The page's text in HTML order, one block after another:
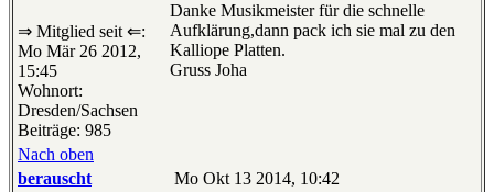
⇒ Mitglied seit ⇐:
Mo Mär 26 2012,
15:45
Wohnort:
Dresden/Sachsen
Beiträge: 985
Danke Musikmeister für die schnelle
Aufklärung,dann pack ich sie mal zu den
Kalliope Platten.
Gruss Joha
Nach oben
berauscht
Mo Okt 13 2014, 10:42